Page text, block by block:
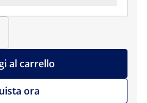
al carrello
ora